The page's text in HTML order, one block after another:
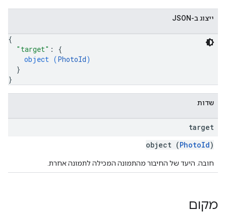
ייצוג ב-JSON
{
"target" : {
object (PhotoId)
}
}
שדות
target
object (PhotoId)
חובה. היעד של החיבור מהתמונה המכילה לתמונה אחרת.
מקום